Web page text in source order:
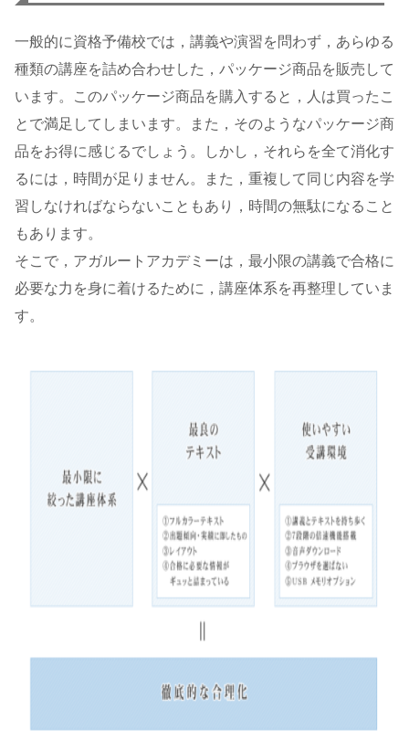
一般的に資格予備校では，講義や演習を問わず，あらゆる
種類の講座を詰め合わせした，パッケージ商品を販売して
います。このパッケージ商品を購入すると，人は買ったこ
とで満足してしまいます。また，そのようなパッケージ商
品をお得に感じるでしょう。しかし，それらを全て消化す
るには，時間が足りません。また，重複して同じ内容を学
習しなければならないこともあり，時間の無駄になること
もあります。
そこで，アガルートアカデミーは，最小限の講義で合格に
必要な力を身に着けるために，講座体系を再整理していま
す。